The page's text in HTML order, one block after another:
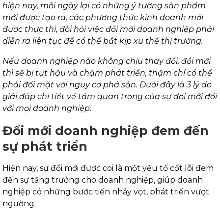
hiện nay, mỗi ngày lại có những ý tưởng sản phẩm
mới được tạo ra, các phương thức kinh doanh mới
được thực thi, đòi hỏi việc đổi mới doanh nghiệp phải
diễn ra liên tục để có thể bắt kịp xu thế thị trường.
Nếu doanh nghiệp nào không chịu thay đổi, đổi mới
thì sẽ bị tụt hậu và chậm phát triển, thậm chí có thể
phải đối mặt với nguy cơ phá sản. Dưới đây là 3 lý do
giải đáp chi tiết về tầm quan trọng của sự đổi mới đối
với mọi doanh nghiệp.
Đổi mới doanh nghiệp đem đến
sự phát triển
Hiện nay, sự đổi mới được coi là một yếu tố cốt lõi đem
đến sự tăng trưởng cho doanh nghiệp, giúp doanh
nghiệp có những bước tiến nhảy vọt, phát triển vượt
ngưỡng.